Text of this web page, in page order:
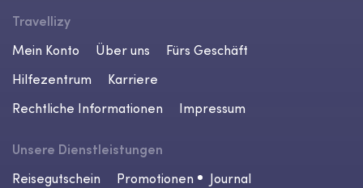
Travellizy
Mein Konto
Über uns
Fürs Geschäft
Hilfezentrum
Karriere
Rechtliche Informationen
Impressum
Unsere Dienstleistungen
Reisegutschein
Promotionen
Journal